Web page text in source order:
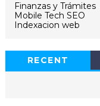
Finanzas y Trámites
Mobile Tech SEO
Indexacion web
RECENT